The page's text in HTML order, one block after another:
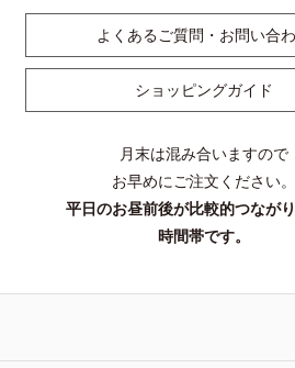
よくあるご質問・お問い合
ショッピングガイド
月末は混み合いますので
お早めにご注文ください。
平日のお昼前後が比較的つなが
時間帯です。